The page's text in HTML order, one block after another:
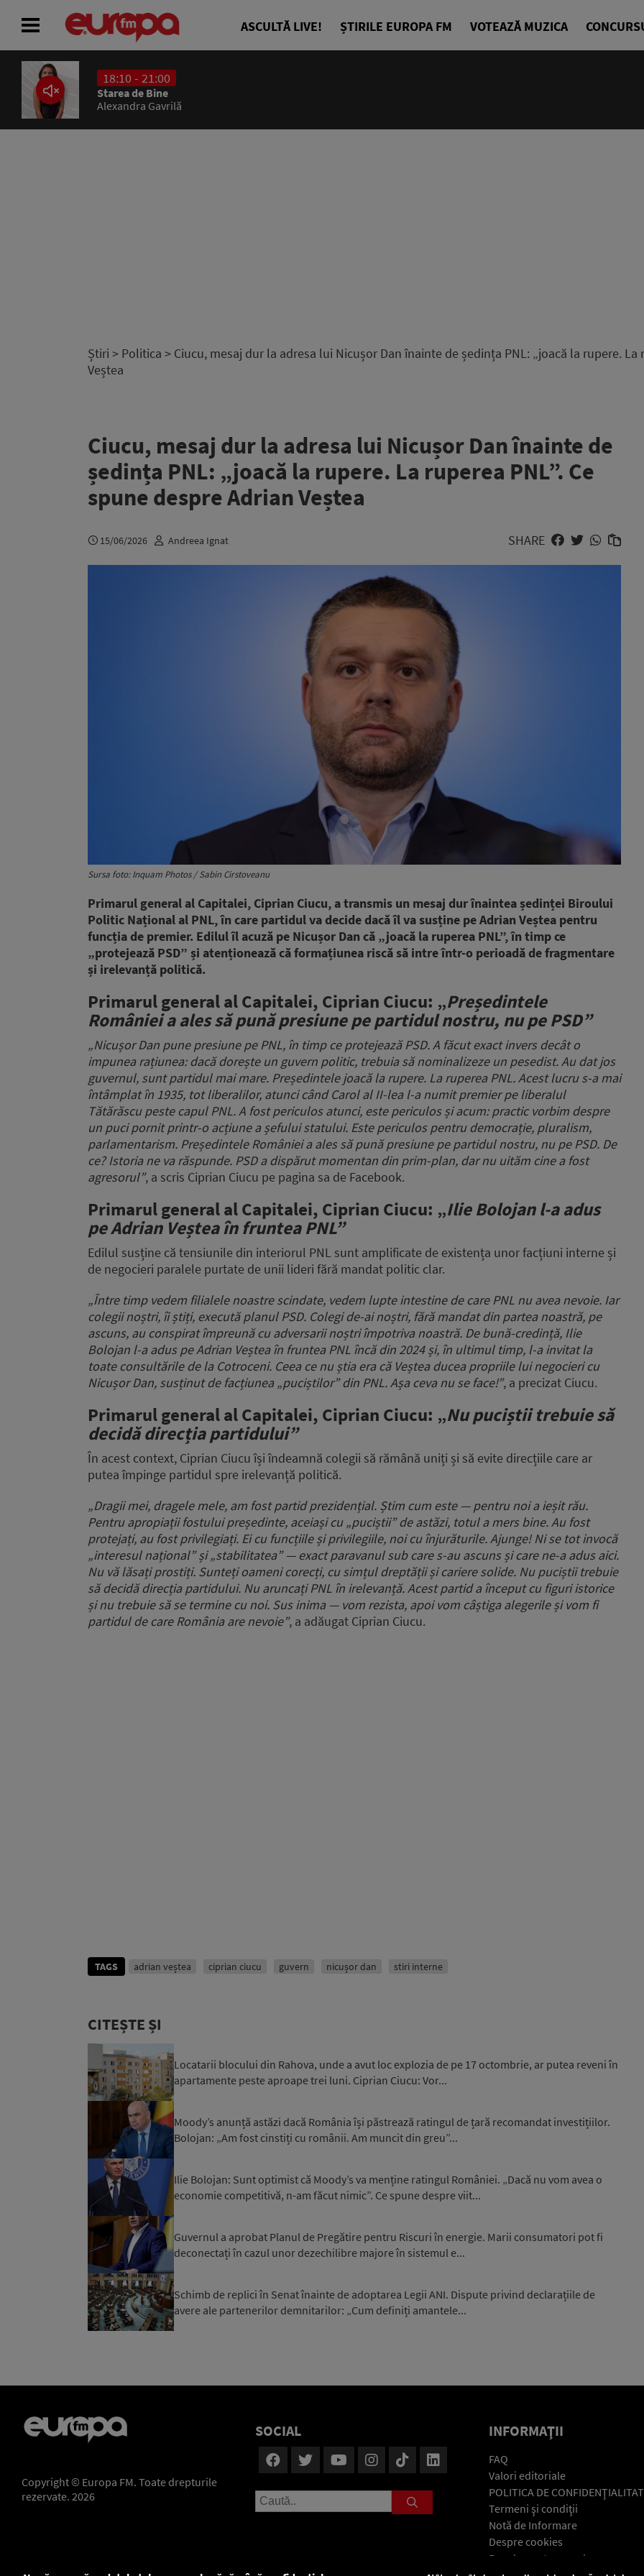
ASCULTĂ LIVE! ȘTIRILE EUROPA FM VOTEAZĂ MUZICA
18:10 - 21:00
Starea de Bine
Alexandra Gavrilă
Știri > Politica > Ciucu, mesaj dur la adresa lui Nicușor Dan înainte de ședința PNL: „joacă la rupere. La
Veștea
Ciucu, mesaj dur la adresa lui Nicușor Dan înainte de
ședința PNL: „joacă la rupere. La ruperea PNL”. Ce
spune despre Adrian Veștea
15/06/2026 Andreea Ignat SHARE
Sursa foto: Inquam Photos / Sabin Cirstoveanu
Primarul general al Capitalei, Ciprian Ciucu, a transmis un mesaj dur înaintea ședinței Biroului
Politic Național al PNL, în care partidul va decide dacă îl va susține pe Adrian Veștea pentru
funcția de premier. Edilul îl acuză pe Nicușor Dan că „joacă la ruperea PNL”, în timp ce
„protejează PSD” și atenționează că formațiunea riscă să intre într-o perioadă de fragmentare
și irelevanță politică.
Primarul general al Capitalei, Ciprian Ciucu: „Președintele
României a ales să pună presiune pe partidul nostru, nu pe PSD”
„Nicușor Dan pune presiune pe PNL, în timp ce protejează PSD. A făcut exact invers decât o
impunea rațiunea: dacă dorește un guvern politic, trebuia să nominalizeze un pesedist. Au dat jos
guvernul, sunt partidul mai mare. Președintele joacă la rupere. La ruperea PNL. Acest lucru s-a mai
întâmplat în 1935, tot liberalilor, atunci când Carol al II-lea l-a numit premier pe liberalul
Tătărăscu peste capul PNL. A fost periculos atunci, este periculos și acum: practic vorbim despre
un puci pornit printr-o acțiune a șefului statului. Este periculos pentru democrație, pluralism,
parlamentarism. Președintele României a ales să pună presiune pe partidul nostru, nu pe PSD. De
ce? Istoria ne va răspunde. PSD a dispărut momentan din prim-plan, dar nu uităm cine a fost
agresorul”, a scris Ciprian Ciucu pe pagina sa de Facebook.
Primarul general al Capitalei, Ciprian Ciucu: „Ilie Bolojan l-a adus
pe Adrian Veștea în fruntea PNL”
Edilul susține că tensiunile din interiorul PNL sunt amplificate de existența unor facțiuni interne și
de negocieri paralele purtate de unii lideri fără mandat politic clar.
„Între timp vedem filialele noastre scindate, vedem lupte intestine de care PNL nu avea nevoie. Iar
colegii noștri, îi știți, execută planul PSD. Colegi de-ai noștri, fără mandat din partea noastră, pe
ascuns, au conspirat împreună cu adversarii noștri împotriva noastră. De bună-credință, Ilie
Bolojan l-a adus pe Adrian Veștea în fruntea PNL încă din 2024 și, în ultimul timp, l-a invitat la
toate consultările de la Cotroceni. Ceea ce nu știa era că Veștea ducea propriile lui negocieri cu
Nicușor Dan, susținut de facțiunea „puciștilor” din PNL. Așa ceva nu se face!”, a precizat Ciucu.
Primarul general al Capitalei, Ciprian Ciucu: „Nu puciștii trebuie să
decidă direcția partidului”
În acest context, Ciprian Ciucu își îndeamnă colegii să rămână uniți și să evite direcțiile care ar
putea împinge partidul spre irelevanță politică.
„Dragii mei, dragele mele, am fost partid prezidențial. Știm cum este — pentru noi a ieșit rău.
Pentru apropiații fostului președinte, aceiași cu „puciștii” de astăzi, totul a mers bine. Au fost
protejați, au fost privilegiați. Ei cu funcțiile și privilegiile, noi cu înjurăturile. Ajunge! Ni se tot invocă
„interesul național” și „stabilitatea” — exact paravanul sub care s-au ascuns și care ne-a adus aici.
Nu vă lăsați prostiți. Sunteți oameni corecți, cu simțul dreptății și cariere solide. Nu puciștii trebuie
să decidă direcția partidului. Nu aruncați PNL în irelevanță. Acest partid a început cu figuri istorice
și nu trebuie să se termine cu noi. Sus inima — vom rezista, apoi vom câștiga alegerile și vom fi
partidul de care România are nevoie”, a adăugat Ciprian Ciucu.
TAGS adrian veștea ciprian ciucu guvern nicușor dan stiri interne
CITEȘTE ȘI
Locatarii blocului din Rahova, unde a avut loc explozia de pe 17 octombrie, ar putea reveni în
apartamente peste aproape trei luni. Ciprian Ciucu: Vor...
Moody’s anunță astăzi dacă România își păstrează ratingul de țară recomandat investițiilor.
Bolojan: „Am fost cinstiți cu românii. Am muncit din greu”...
Ilie Bolojan: Sunt optimist că Moody’s va menține ratingul României. „Dacă nu vom avea o
economie competitivă, n-am făcut nimic”. Ce spune despre viit...
Guvernul a aprobat Planul de Pregătire pentru Riscuri în energie. Marii consumatori pot fi
deconectați în cazul unor dezechilibre majore în sistemul e...
Schimb de replici în Senat înainte de adoptarea Legii ANI. Dispute privind declarațiile de
avere ale partenerilor demnitarilor: „Cum definiți amantele...
Copyright © Europa FM. Toate drepturile
rezervate. 2026
SOCIAL INFORMAŢII
FAQ
Valori editoriale
POLITICA DE
Termeni şi condiţii
Notă de Informare
Despre cookies
Regulament general
ACASĂ
ȘTIRI